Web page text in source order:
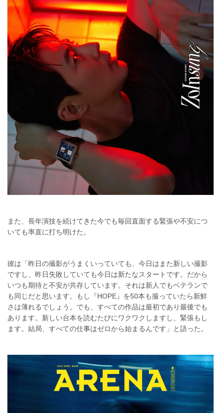
また、長年演技を続けてきた今でも毎回直面する緊張や不安につ
いても率直に打ち明けた。
彼は「昨日の撮影がうまくいっていても、今日はまた新しい撮影
ですし、昨日失敗していても今日は新たなスタートです。だから
いつも期待と不安が共存しています。それは新人でもベテランで
も同じだと思います。もし『HOPE』を50本も撮っていたら新鮮
さは薄れるでしょう。でも、すべての作品は最初であり最後でも
あります。新しい台本を読むたびにワクワクしますし、緊張もし
ます。結局、すべての仕事はゼロから始まるんです」と語った。